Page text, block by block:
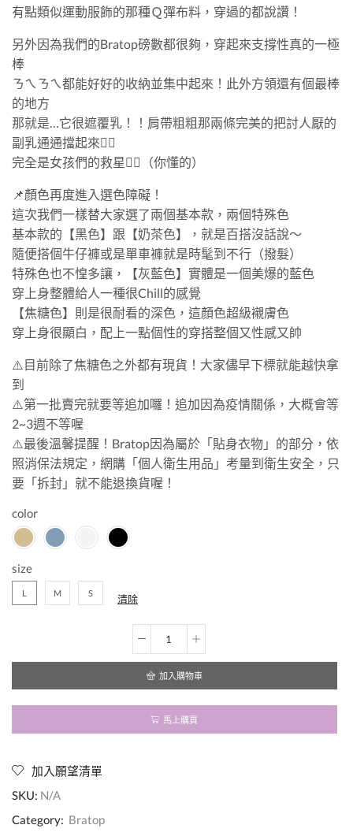
有點類似運動服飾的那種Ｑ彈布料，穿過的都說讚！
另外因為我們的Bratop磅數都很夠，穿起來支撐性真的一極
棒
ㄋㄟㄋㄟ都能好好的收納並集中起來！此外方領還有個最棒
的地方
那就是…它很遮覆乳！！肩帶粗粗那兩條完美的把討人厭的
副乳通通擋起來👍🏻
完全是女孩們的救星👌🏻（你懂的）
📌顏色再度進入選色障礙！
這次我們一樣替大家選了兩個基本款，兩個特殊色
基本款的【黑色】跟【奶茶色】，就是百搭沒話說～
隨便搭個牛仔褲或是單車褲就是時髦到不行（撥髮）
特殊色也不惶多讓，【灰藍色】實體是一個美爆的藍色
穿上身整體給人一種很Chill的感覺
【焦糖色】則是很耐看的深色，這顏色超級襯膚色
穿上身很顯白，配上一點個性的穿搭整個又性感又帥
⚠️目前除了焦糖色之外都有現貨！大家儘早下標就能越快拿
到
⚠️第一批賣完就要等追加囉！追加因為疫情關係，大概會等
2~3週不等喔
⚠️最後溫馨提醒！Bratop因為屬於「貼身衣物」的部分，依
照消保法規定，網購「個人衛生用品」考量到衛生安全，只
要「拆封」就不能退換貨喔！
color
size
L M S 清除
🍳
【SunnySide
獨
家
訂】
加入購物車
馬上購買
加入願望清單
SKU: N/A
Category: Bratop